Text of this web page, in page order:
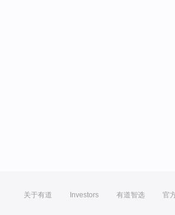
关于有道 Investors 有道智选 官